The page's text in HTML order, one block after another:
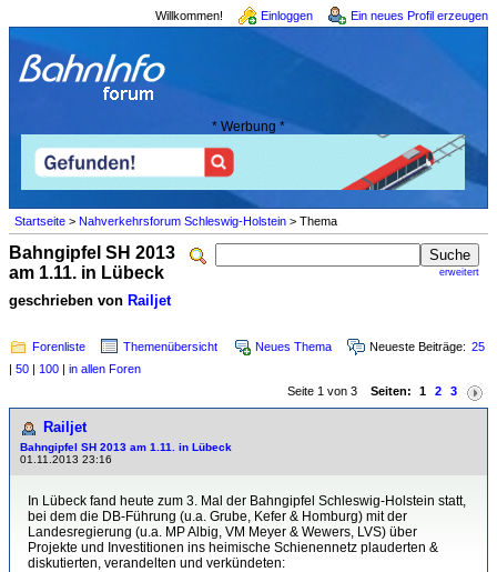
Willkommen! Einloggen Ein neues Profil erzeugen
* Werbung *
Startseite > Nahverkehrsforum Schleswig-Holstein > Thema
erweitert
Bahngipfel SH 2013
am 1.11. in Lübeck
geschrieben von Railjet
Forenliste Themenübersicht Neues Thema Neueste Beiträge: 25
| 50 | 100 | in allen Foren
Seite 1 von 3 Seiten: 1 2 3
Railjet
Bahngipfel SH 2013 am 1.11. in Lübeck
01.11.2013 23:16
In Lübeck fand heute zum 3. Mal der Bahngipfel Schleswig-Holstein statt,
bei dem die DB-Führung (u.a. Grube, Kefer & Homburg) mit der
Landesregierung (u.a. MP Albig, VM Meyer & Wewers, LVS) über
Projekte und Investitionen ins heimische Schienennetz plauderten &
diskutierten, verandelten und verkündeten: